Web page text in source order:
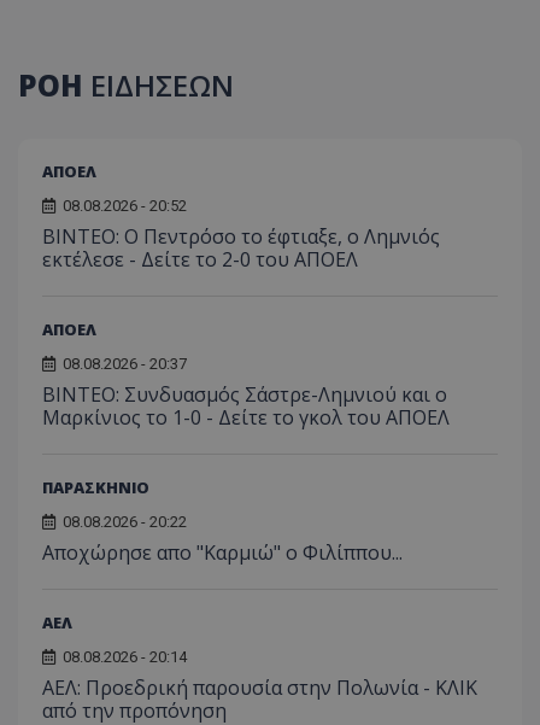
ΡΟΗ ΕΙΔΗΣΕΩΝ
ΑΠΟΕΛ
08.08.2026 - 20:52
ΒΙΝΤΕΟ: Ο Πεντρόσο το έφτιαξε, ο Λημνιός
εκτέλεσε - Δείτε το 2-0 του ΑΠΟΕΛ
ΑΠΟΕΛ
08.08.2026 - 20:37
ΒΙΝΤΕΟ: Συνδυασμός Σάστρε-Λημνιού και ο
Μαρκίνιος το 1-0 - Δείτε το γκολ του ΑΠΟΕΛ
ΠΑΡΑΣΚΗΝΙΟ
08.08.2026 - 20:22
Aποχώρησε απο "Καρμιώ" ο Φιλίππου...
ΑΕΛ
08.08.2026 - 20:14
ΑΕΛ: Προεδρική παρουσία στην Πολωνία - ΚΛΙΚ
από την προπόνηση